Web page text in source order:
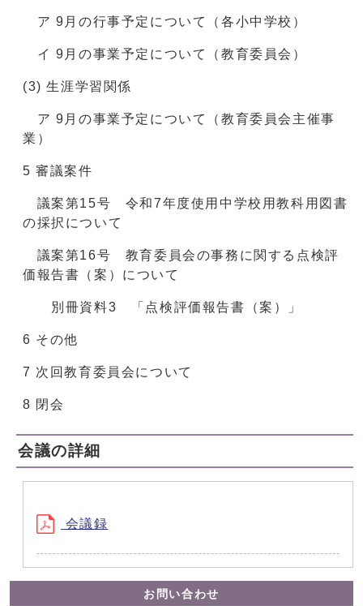
ア 9月の行事予定について（各小中学校）
イ 9月の事業予定について（教育委員会）
(3) 生涯学習関係
ア 9月の事業予定について（教育委員会主催事
業）
5 審議案件
議案第15号 令和7年度使用中学校用教科用図書
の採択について
議案第16号 教育委員会の事務に関する点検評
価報告書（案）について
別冊資料3 「点検評価報告書（案）」
6 その他
7 次回教育委員会について
8 閉会
会議の詳細
会議録
お問い合わせ